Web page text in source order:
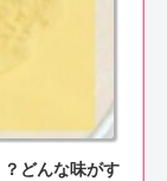
どんな味がす